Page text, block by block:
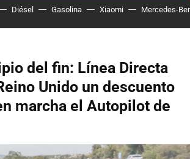
Diésel Gasolina Xiaomi Mercedes-
del fin: Línea Directa
Unido un descuento
marcha el Autopilot de